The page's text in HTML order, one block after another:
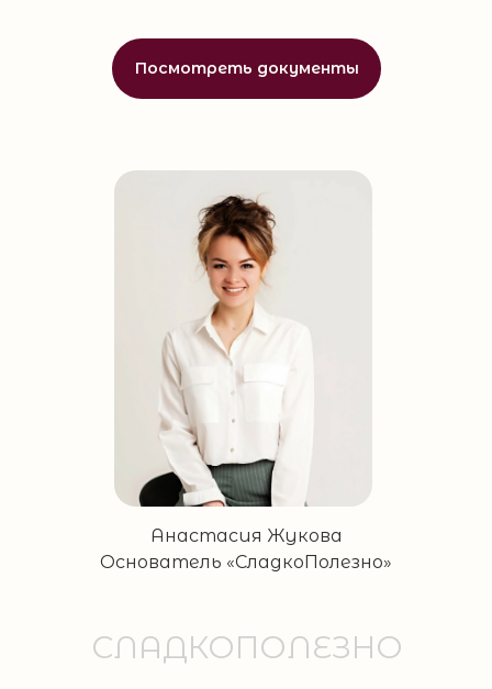
Анастасия Жукова
Основатель «СладкоПолезно»
СЛАДКОПОЛЕЗНО
Посмотреть документы